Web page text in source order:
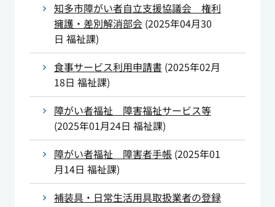
知多市障がい者自立支援協議会 権利
擁護・差別解消部会(2025年04月30
日 福祉課)
食事サービス利用申請書 (2025年02月
18日 福祉課)
障がい者福祉 障害福祉サービス等
(2025年01月24日 福祉課)
障がい者福祉 障害者手帳(2025年01
月14日 福祉課)
補装具・日常生活用具取扱業者の登録